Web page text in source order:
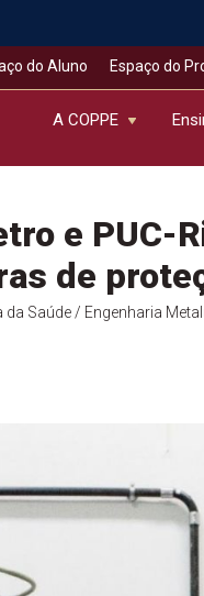
do Aluno Espaço do
A COPPE
e PUC-
de
da Saúde/ Engenharia